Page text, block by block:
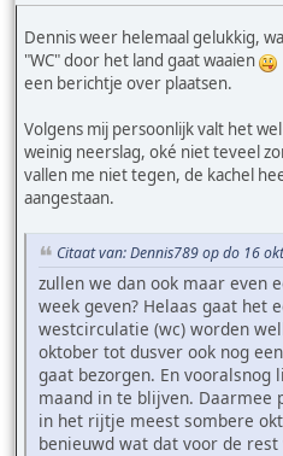
Dennis weer helemaal gelukkig,
"WC" door het land gaat waaien
een berichtje over plaatsen.
Volgens mij persoonlijk valt het
weinig neerslag, oké niet teveel
vallen me niet tegen, de kachel
aangestaan.
Citaat van: Dennis789 op do 16
zullen we dan ook maar even
week geven? Helaas gaat het
westcirculatie (wc) worden
oktober tot dusver ook nog
gaat bezorgen. En vooralsnog
maand in te blijven. Daarmee
in het rijtje meest sombere
benieuwd wat dat voor de